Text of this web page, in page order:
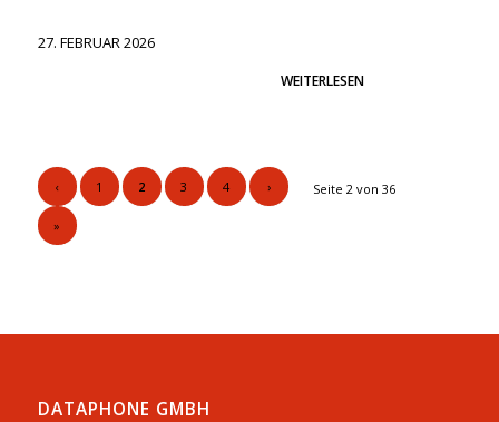
27. FEBRUAR 2026
WEITERLESEN
Seite 2 von 36
‹ 1 2 3 4 ›
»
DATAPHONE GMBH